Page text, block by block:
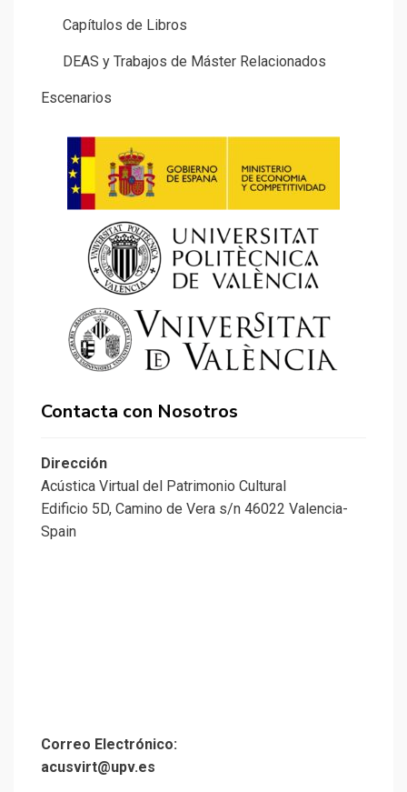
Capítulos de Libros
DEAS y Trabajos de Máster Relacionados
Escenarios
Contacta con Nosotros
Dirección
Acústica Virtual del Patrimonio Cultural
Edificio 5D, Camino de Vera s/n 46022 Valencia-
Spain
Correo Electrónico:
acusvirt@upv.es